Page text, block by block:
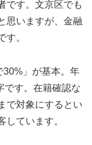
です。文京区でも
思いますが、金融
す。
30%」が基本。年
です。在籍確認な
で対象にするとい
しています。